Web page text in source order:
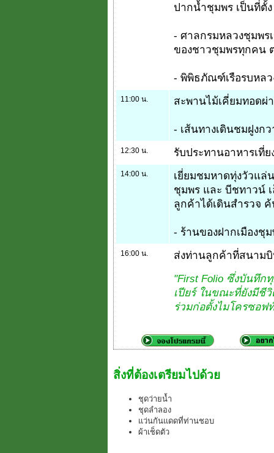
ปากน้ำชุมพร เป็นที่ตั้
- ศาลกรมหลวงชุมพร
ของชาวชุมพรทุกคน
- พิพิธภัณฑ์เรือรบหล
11:00 น. สะพานไม้เคี่ยมทอดผ่
- เส้นทางเดินชมฝูงก
12:30 น. รับประทานอาหารเที่ย
14:00 น.
เยี่ยมชมหาดทุ่งวัวแล่
ชุมพร และ บีชทาวน์
ลูกค้าได้เดินสำรวจ
- ร้านของฝากเมืองชุ
16:00 น.
ส่งท่านลูกค้าที่สนามบิ
"First Folio ซึ่งบันทึก
เปียร์ ในขณะที่ยังมีชี
ร่วมก่อตั้งไมโครซอฟ
สิ่งที่ต้องเตรียมไปด้วย
ชุดว่ายน้ำ
ชุดลำลอง
แว่นกันแดดที่ท่านชอบ
ผ้าเช็ดตัว